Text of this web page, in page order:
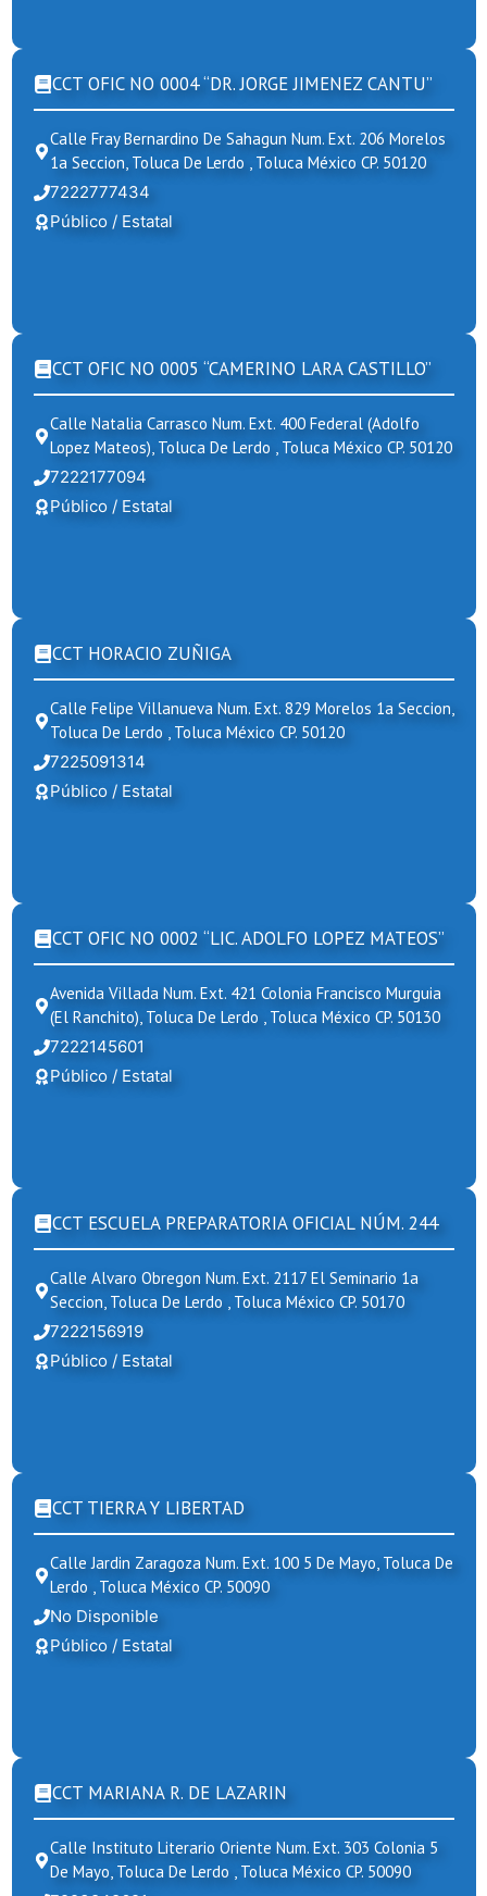
CCT OFIC NO 0004 “DR. JORGE JIMENEZ CANTU”
Calle Fray Bernardino De Sahagun Num. Ext. 206 Morelos
1a Seccion, Toluca De Lerdo , Toluca México CP. 50120
7222777434
Público / Estatal
CCT OFIC NO 0005 “CAMERINO LARA CASTILLO”
Calle Natalia Carrasco Num. Ext. 400 Federal (adolfo
Lopez Mateos), Toluca De Lerdo , Toluca México CP. 50120
7222177094
Público / Estatal
CCT HORACIO ZUÑIGA
Calle Felipe Villanueva Num. Ext. 829 Morelos 1a Seccion,
Toluca De Lerdo , Toluca México CP. 50120
7225091314
Público / Estatal
CCT OFIC NO 0002 “LIC. ADOLFO LOPEZ MATEOS”
Avenida Villada Num. Ext. 421 Colonia Francisco Murguia
(el Ranchito), Toluca De Lerdo , Toluca México CP. 50130
7222145601
Público / Estatal
CCT ESCUELA PREPARATORIA OFICIAL NÚM. 244
Calle Alvaro Obregon Num. Ext. 2117 El Seminario 1a
Seccion, Toluca De Lerdo , Toluca México CP. 50170
7222156919
Público / Estatal
CCT TIERRA Y LIBERTAD
Calle Jardin Zaragoza Num. Ext. 100 5 De Mayo, Toluca De
Lerdo , Toluca México CP. 50090
No Disponible
Público / Estatal
CCT MARIANA R. DE LAZARIN
Calle Instituto Literario Oriente Num. Ext. 303 Colonia 5
De Mayo, Toluca De Lerdo , Toluca México CP. 50090